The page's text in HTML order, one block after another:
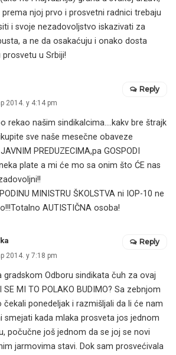
prema njoj prvo i prosvetni radnici trebaju
i svoje nezadovoljstvo iskazivati za
a ne da osakaćuju i onako dosta
u Srbiji!
2014. у 4:14 pm
rekao našim sindikalcima….kakv bre štrajk
sve naše mesečne obaveze
PREDUZECIMA,pa GOSPODI
plate a mi će mo sa onim što ĆE nas
MINISTRU ŠKOLSTVA ni IOP-10 ne
AUTISTIČNA osoba!
Reply
2014. у 7:18 pm
gradskom Odboru sindikata čuh za ovaj
SE MI TO POLAKO BUDIMO? Sa zebnjom
čekali ponedeljak i razmišljali da li će nam
smejati kada mlaka prosveta jos jednom
počučne još jednom da se joj se novi
jarmovima stavi. Dok sam prosvećivala
Reply